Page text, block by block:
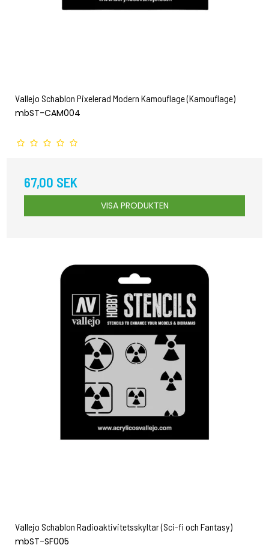
Vallejo Schablon Pixelerad Modern Kamouflage (Kamouflage)
mbST-CAM004
67,00 SEK
VISA PRODUKTEN
Vallejo Schablon Radioaktivitetsskyltar (Sci-fi och Fantasy)
mbST-SF005